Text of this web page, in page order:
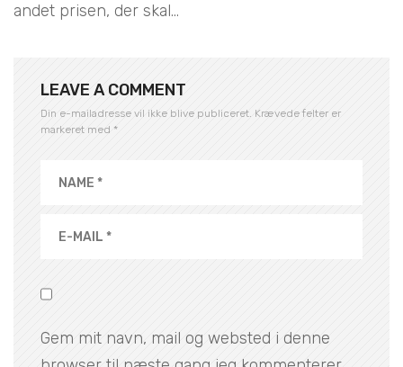
andet prisen, der skal...
LEAVE A COMMENT
Din e-mailadresse vil ikke blive publiceret. Krævede felter er
markeret med *
Gem mit navn, mail og websted i denne